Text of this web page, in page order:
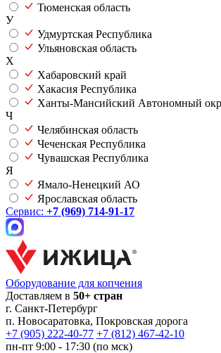
Тюменская область
У
Удмуртская Республика
Ульяновская область
Х
Хабаровский край
Хакасия Республика
Ханты-Мансийский Автономный
Ч
Челябинская область
Чеченская Республика
Чувашская Республика
Я
Ямало-Ненецкий АО
Ярославская область
Сервис: +7 (969) 714-91-17
Оборудование для копчения
Доставляем в 50+ стран
г. Санкт-Петербург
п. Новосаратовка, Покровская дорога
+7 (905) 222-40-77 +7 (812) 467-42-10
пн-пт 9:00 - 17:30 (по мск)